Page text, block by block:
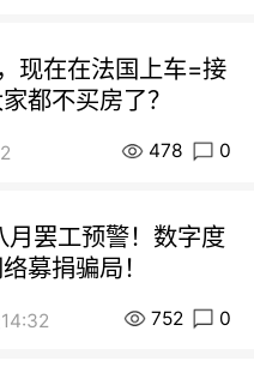
现在在法国上车=接
都不买房了？
478 0
罢工预警！数字度
募捐骗局！
752 0